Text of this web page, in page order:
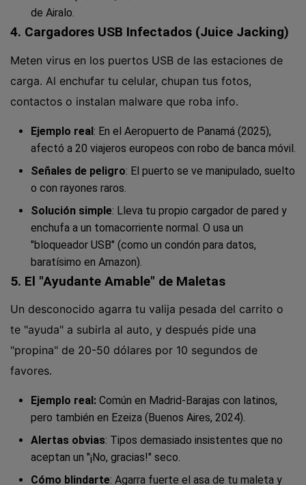
de Airalo.
4. Cargadores USB Infectados (Juice Jacking)
Meten virus en los puertos USB de las estaciones de
carga. Al enchufar tu celular, chupan tus fotos,
contactos o instalan malware que roba info.
Ejemplo real: En el Aeropuerto de Panamá (2025),
afectó a 20 viajeros europeos con robo de banca móvil.
Señales de peligro: El puerto se ve manipulado, suelto
o con rayones raros.
Solución simple: Lleva tu propio cargador de pared y
enchufa a un tomacorriente normal. O usa un
"bloqueador USB" (como un condón para datos,
baratísimo en Amazon).
5. El "Ayudante Amable" de Maletas
Un desconocido agarra tu valija pesada del carrito o
te "ayuda" a subirla al auto, y después pide una
"propina" de 20-50 dólares por 10 segundos de
favores.
Ejemplo real: Común en Madrid-Barajas con latinos,
pero también en Ezeiza (Buenos Aires, 2024).
Alertas obvias: Tipos demasiado insistentes que no
aceptan un "¡No, gracias!" seco.
Cómo blindarte: Agarra fuerte el asa de tu maleta y